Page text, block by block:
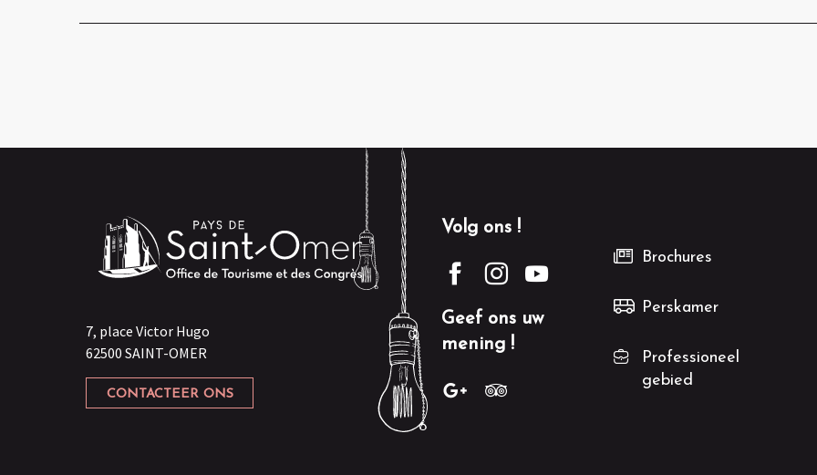
7, place Victor Hugo
62500 SAINT-OMER
CONTACTEER ONS
Volg ons !
Geef ons uw
mening !
Brochures
Perskamer
Professioneel
gebied